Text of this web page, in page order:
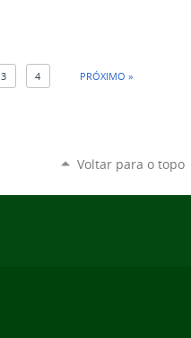
3 4 PRÓXIMO »
Voltar para o topo